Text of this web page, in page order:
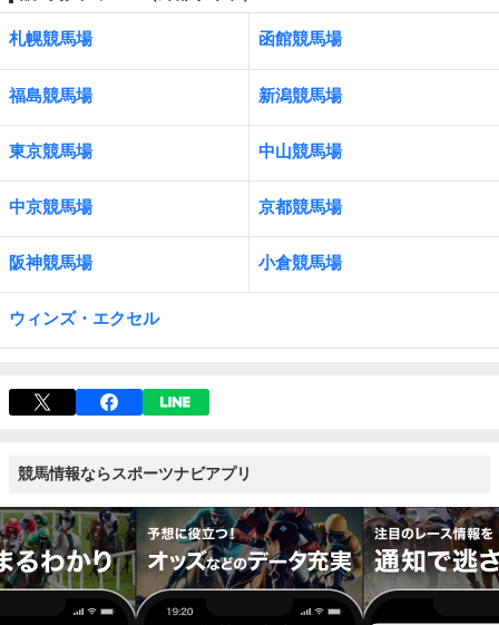
札幌競馬場 函館競馬場
福島競馬場 新潟競馬場
東京競馬場 中山競馬場
中京競馬場 京都競馬場
阪神競馬場 小倉競馬場
ウィンズ・エクセル
競馬情報ならスポーツナビアプリ